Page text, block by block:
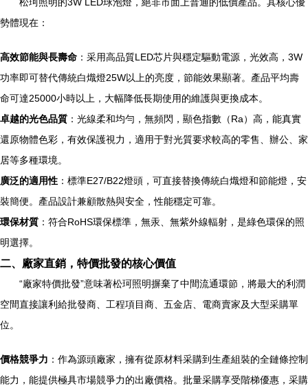
勢體現在：
高效節能與長壽命 ：采用高品質LED芯片與穩定驅動電源，光效高，3W
功率即可替代傳統白熾燈25W以上的亮度，節能效果顯著。產品平均壽
命可達25000小時以上，大幅降低長期使用的維護與更換成本。
卓越的光色品質 ：光線柔和均勻，無頻閃，顯色指數（Ra）高，能真實
還原物體色彩，有效保護視力，適用于對光質要求較高的零售、辦公、家
居等多種環境。
廣泛的適用性 ：標準E27/B22燈頭，可直接替換傳統白熾燈和節能燈，安
裝簡便。產品設計兼顧散熱與安全，性能穩定可靠。
環保材質 ：符合RoHS環保標準，無汞、無紫外線輻射，是綠色環保的照
明選擇。
二、廠家直銷，特價批發的核心價值
“廠家特價批發”意味著松珂照明摒棄了中間流通環節，將最大的利潤
空間直接讓利給批發商、工程項目商、五金店、電商賣家及大型采購單
位。
價格競爭力 ：作為源頭廠家，擁有從原材料采購到生產組裝的全鏈條控制
能力，能提供極具市場競爭力的出廠價格。批量采購享受階梯優惠，采購